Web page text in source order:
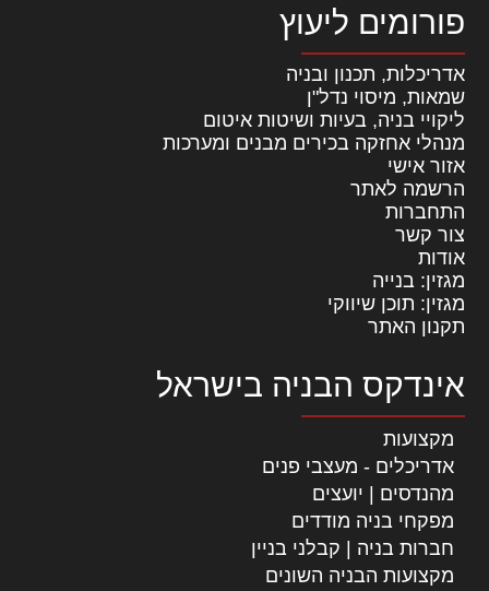
פורומים ליעוץ
אדריכלות, תכנון ובניה
שמאות, מיסוי נדל"ן
ליקויי בניה, בעיות ושיטות איטום
מנהלי אחזקה בכירים מבנים ומערכות
אזור אישי
הרשמה לאתר
התחברות
צור קשר
אודות
מגזין: בנייה
מגזין: תוכן שיווקי
תקנון האתר
אינדקס הבניה בישראל
מקצועות
אדריכלים - מעצבי פנים
מהנדסים | יועצים
מפקחי בניה מודדים
חברות בניה | קבלני בניין
מקצועות הבניה השונים